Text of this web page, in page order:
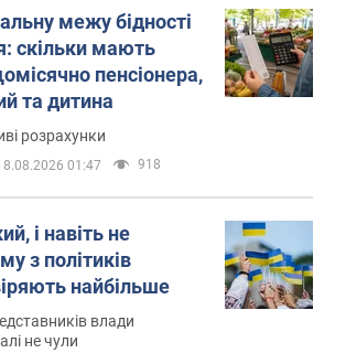
межу бідності
скільки мають
пенсіонера,
та дитина
розрахунки
8.08.2026 01:47 918
і навіть не
з політиків
найбільше
влади
не чули